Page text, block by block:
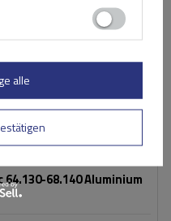
68.140 Aluminium
alle